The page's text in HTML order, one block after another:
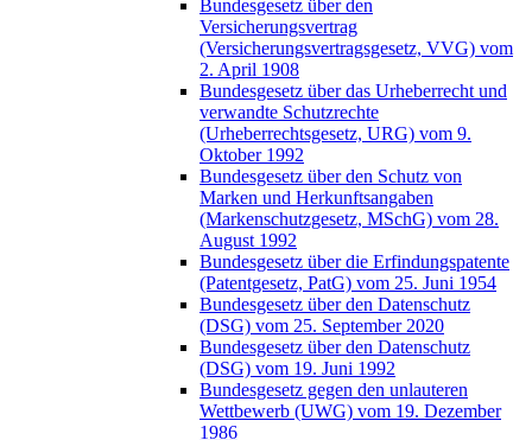
Bundesgesetz über den
Versicherungsvertrag
(Versicherungsvertragsgesetz, VVG) vom
2. April 1908
Bundesgesetz über das Urheberrecht und
verwandte Schutzrechte
(Urheberrechtsgesetz, URG) vom 9.
Oktober 1992
Bundesgesetz über den Schutz von
Marken und Herkunftsangaben
(Markenschutzgesetz, MSchG) vom 28.
August 1992
Bundesgesetz über die Erfindungspatente
(Patentgesetz, PatG) vom 25. Juni 1954
Bundesgesetz über den Datenschutz
(DSG) vom 25. September 2020
Bundesgesetz über den Datenschutz
(DSG) vom 19. Juni 1992
Bundesgesetz gegen den unlauteren
Wettbewerb (UWG) vom 19. Dezember
1986